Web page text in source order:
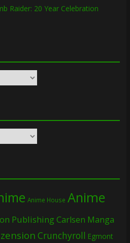
Raider: 20 Year Celebration
Anime House Anime
PublishingCarlsen Manga
Crunchyroll Egmont